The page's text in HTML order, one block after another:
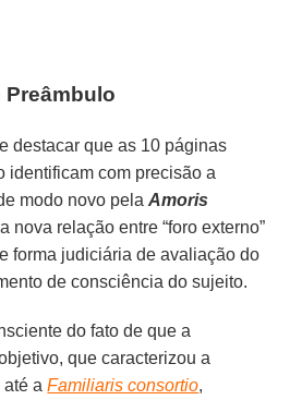
Preâmbulo
destacar que as 10 páginas
identificam com precisão a
modo novo pelaAmoris
nova relação entre “foro externo”
forma judiciária de avaliação do
de consciência do sujeito.
do fato de que a
que caracterizou a
até aFamiliaris consortio,